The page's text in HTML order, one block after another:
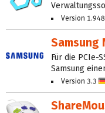
Version
Samsung
Für die PCIe-
Samsung
Version 3.3